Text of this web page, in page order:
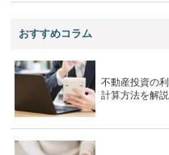
おすすめコラム
不動産投資の
計算方法を解説